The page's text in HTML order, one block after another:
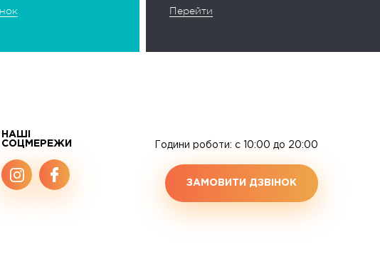
Перейти
НАШІ
СОЦМЕРЕЖИ
Години роботи: c 10:00 до 20:00
ЗАМОВИТИ ДЗВІНОК